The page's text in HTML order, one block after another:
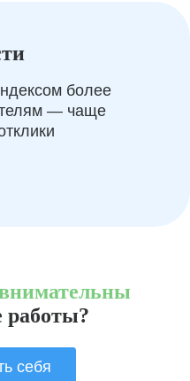
более
— чаще
работы?
себя